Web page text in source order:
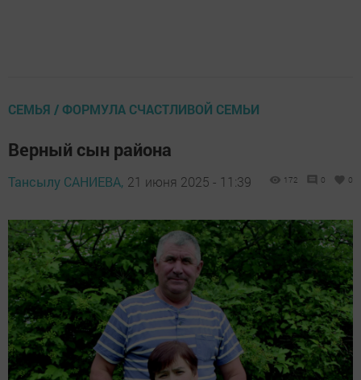
СЕМЬЯ / ФОРМУЛА СЧАСТЛИВОЙ СЕМЬИ
Верный сын района
Тансылу САНИЕВА, 21 июня 2025 - 11:39 172 0 0